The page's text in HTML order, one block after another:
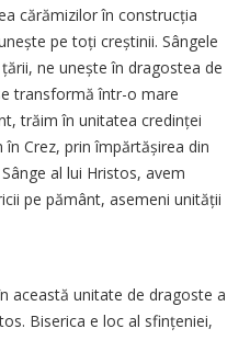
cărămizilor în construcția
pe toți creștinii. Sângele
ne unește în dragostea de
transformă într-o mare
trăim în unitatea credinței
Crez, prin împărtășirea din
al lui Hristos, avem
pe pământ, asemeni unității
această unitate de dragoste a
Biserica e loc al sfințeniei,